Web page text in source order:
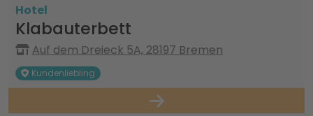
Hotel
Klabauterbett
Auf dem Dreieck 5A, 28197 Bremen
Kundenliebling